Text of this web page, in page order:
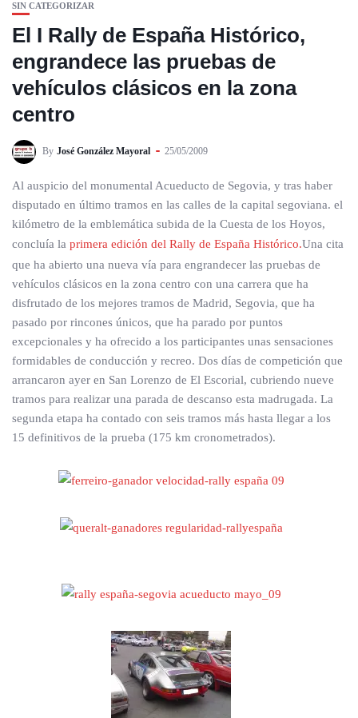
SIN CATEGORIZAR
El I Rally de España Histórico,
engrandece las pruebas de
vehículos clásicos en la zona
centro
By José González Mayoral 25/05/2009
Al auspicio del monumental Acueducto de Segovia, y tras haber
disputado en último tramos en las calles de la capital segoviana. el
kilómetro de la emblemática subida de la Cuesta de los Hoyos,
concluía la primera edición del Rally de España Histórico.Una cita
que ha abierto una nueva vía para engrandecer las pruebas de
vehículos clásicos en la zona centro con una carrera que ha
disfrutado de los mejores tramos de Madrid, Segovia, que ha
pasado por rincones únicos, que ha parado por puntos
excepcionales y ha ofrecido a los participantes unas sensaciones
formidables de conducción y recreo. Dos días de competición que
arrancaron ayer en San Lorenzo de El Escorial, cubriendo nueve
tramos para realizar una parada de descanso esta madrugada. La
segunda etapa ha contado con seis tramos más hasta llegar a los
15 definitivos de la prueba (175 km cronometrados).